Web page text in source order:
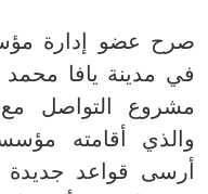
صرح عضو إدارة
مشروع التواصل
والذي أقامته
أرسى قواعد